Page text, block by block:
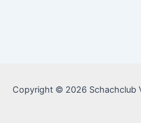
Copyright © 2026 Schachclub